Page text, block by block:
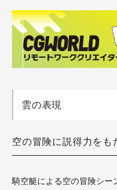
雲の表現
空の冒険に説得力をも
騎空艇による空の冒険シー